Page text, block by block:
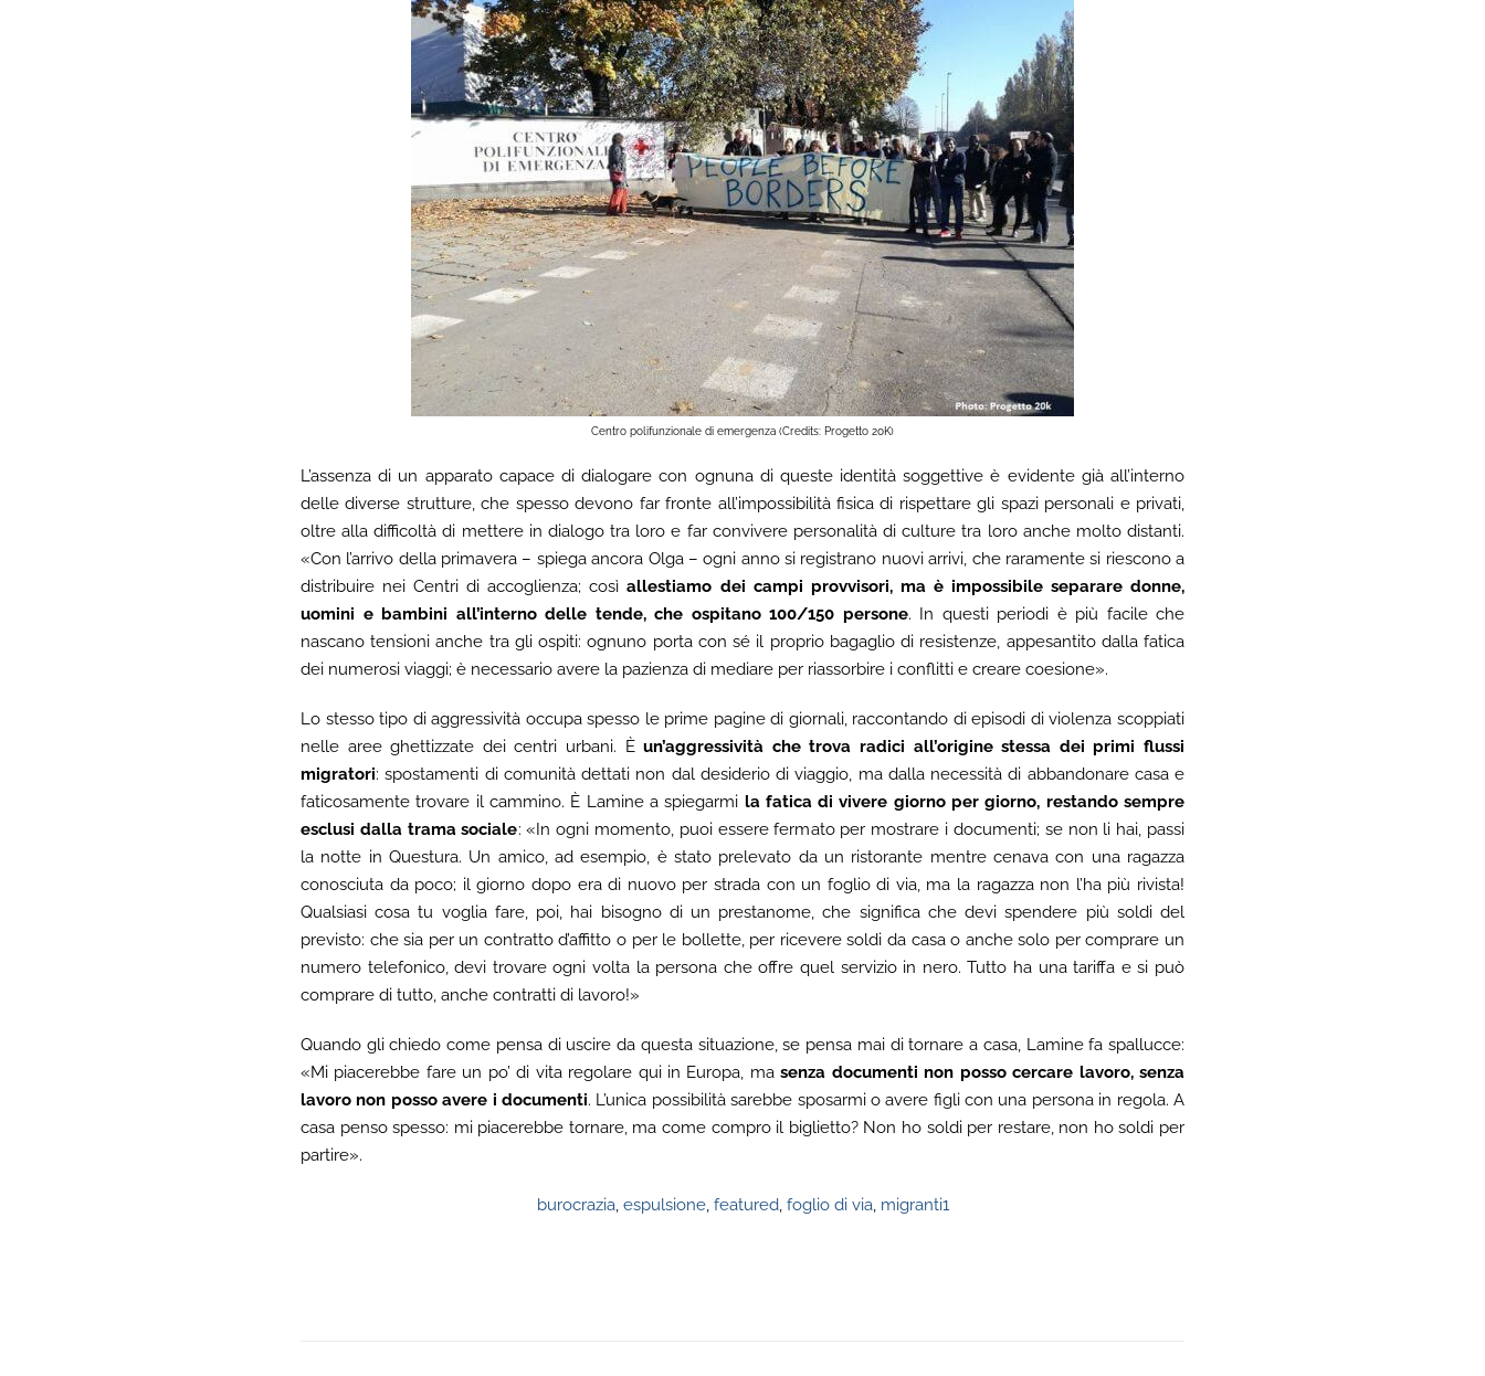
Centro polifunzionale di emergenza (Credits: Progetto 20K)
L’assenza di un apparato capace di dialogare con ognuna di queste identità soggettive è evidente già all’interno
delle diverse strutture, che spesso devono far fronte all’impossibilità fisica di rispettare gli spazi personali e privati,
oltre alla difficoltà di mettere in dialogo tra loro e far convivere personalità di culture tra loro anche molto distanti.
«Con l’arrivo della primavera – spiega ancora Olga – ogni anno si registrano nuovi arrivi, che raramente si riescono a
distribuire nei Centri di accoglienza; cosìallestiamo dei campi provvisori, ma è impossibile separare donne,
uomini e bambini all’interno delle tende, che ospitano 100/150 persone. In questi periodi è più facile che
nascano tensioni anche tra gli ospiti: ognuno porta con sé il proprio bagaglio di resistenze, appesantito dalla fatica
dei numerosi viaggi; è necessario avere la pazienza di mediare per riassorbire i conflitti e creare coesione».
Lo stesso tipo di aggressività occupa spesso le prime pagine di giornali, raccontando di episodi di violenza scoppiati
nelle aree ghettizzate dei centri urbani. Èun’aggressività che trova radici all’origine stessa dei primi flussi
migratori: spostamenti di comunità dettati non dal desiderio di viaggio, ma dalla necessità di abbandonare casa e
faticosamente trovare il cammino. È Lamine a spiegarmi la fatica di vivere giorno per giorno, restando sempre
esclusi dalla trama sociale: «In ogni momento, puoi essere fermato per mostrare i documenti; se non li hai, passi
la notte in Questura. Un amico, ad esempio, è stato prelevato da un ristorante mentre cenava con una ragazza
conosciuta da poco; il giorno dopo era di nuovo per strada con un foglio di via, ma la ragazza non l’ha più rivista!
Qualsiasi cosa tu voglia fare, poi, hai bisogno di un prestanome, che significa che devi spendere più soldi del
previsto: che sia per un contratto d’affitto o per le bollette, per ricevere soldi da casa o anche solo per comprare un
numero telefonico, devi trovare ogni volta la persona che offre quel servizio in nero. Tutto ha una tariffa e si può
comprare di tutto, anche contratti di lavoro!»
Quando gli chiedo come pensa di uscire da questa situazione, se pensa mai di tornare a casa, Lamine fa spallucce:
«Mi piacerebbe fare un po’ di vita regolare qui in Europa, masenza documenti non posso cercare lavoro, senza
lavoro non posso avere i documenti. L’unica possibilità sarebbe sposarmi o avere figli con una persona in regola. A
casa penso spesso: mi piacerebbe tornare, ma come compro il biglietto? Non ho soldi per restare, non ho soldi per
partire».
burocrazia espulsione, featured, foglio di via migranti1